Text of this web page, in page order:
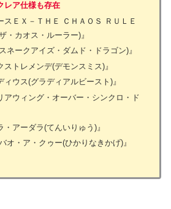
レア仕様も存在
スＥＸ－ＴＨＥ ＣＨＡＯＳ ＲＵＬＥ
・カオス・ルーラー)』
ネークアイズ・ダムド・ドラゴン)』
ストレメンデ(デモンスミス)』
ィウス(グラディアルビースト)』
アウィング・オーバー・シンクロ・ド
・アーダラ(てんいりゅう)』
オ・ア・クゥー(ひかりなきかげ)』